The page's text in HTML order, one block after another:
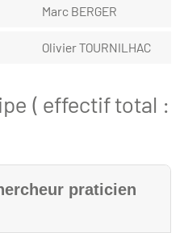
Marc BERGER
Olivier TOURNILHAC
( effectif total :
praticien